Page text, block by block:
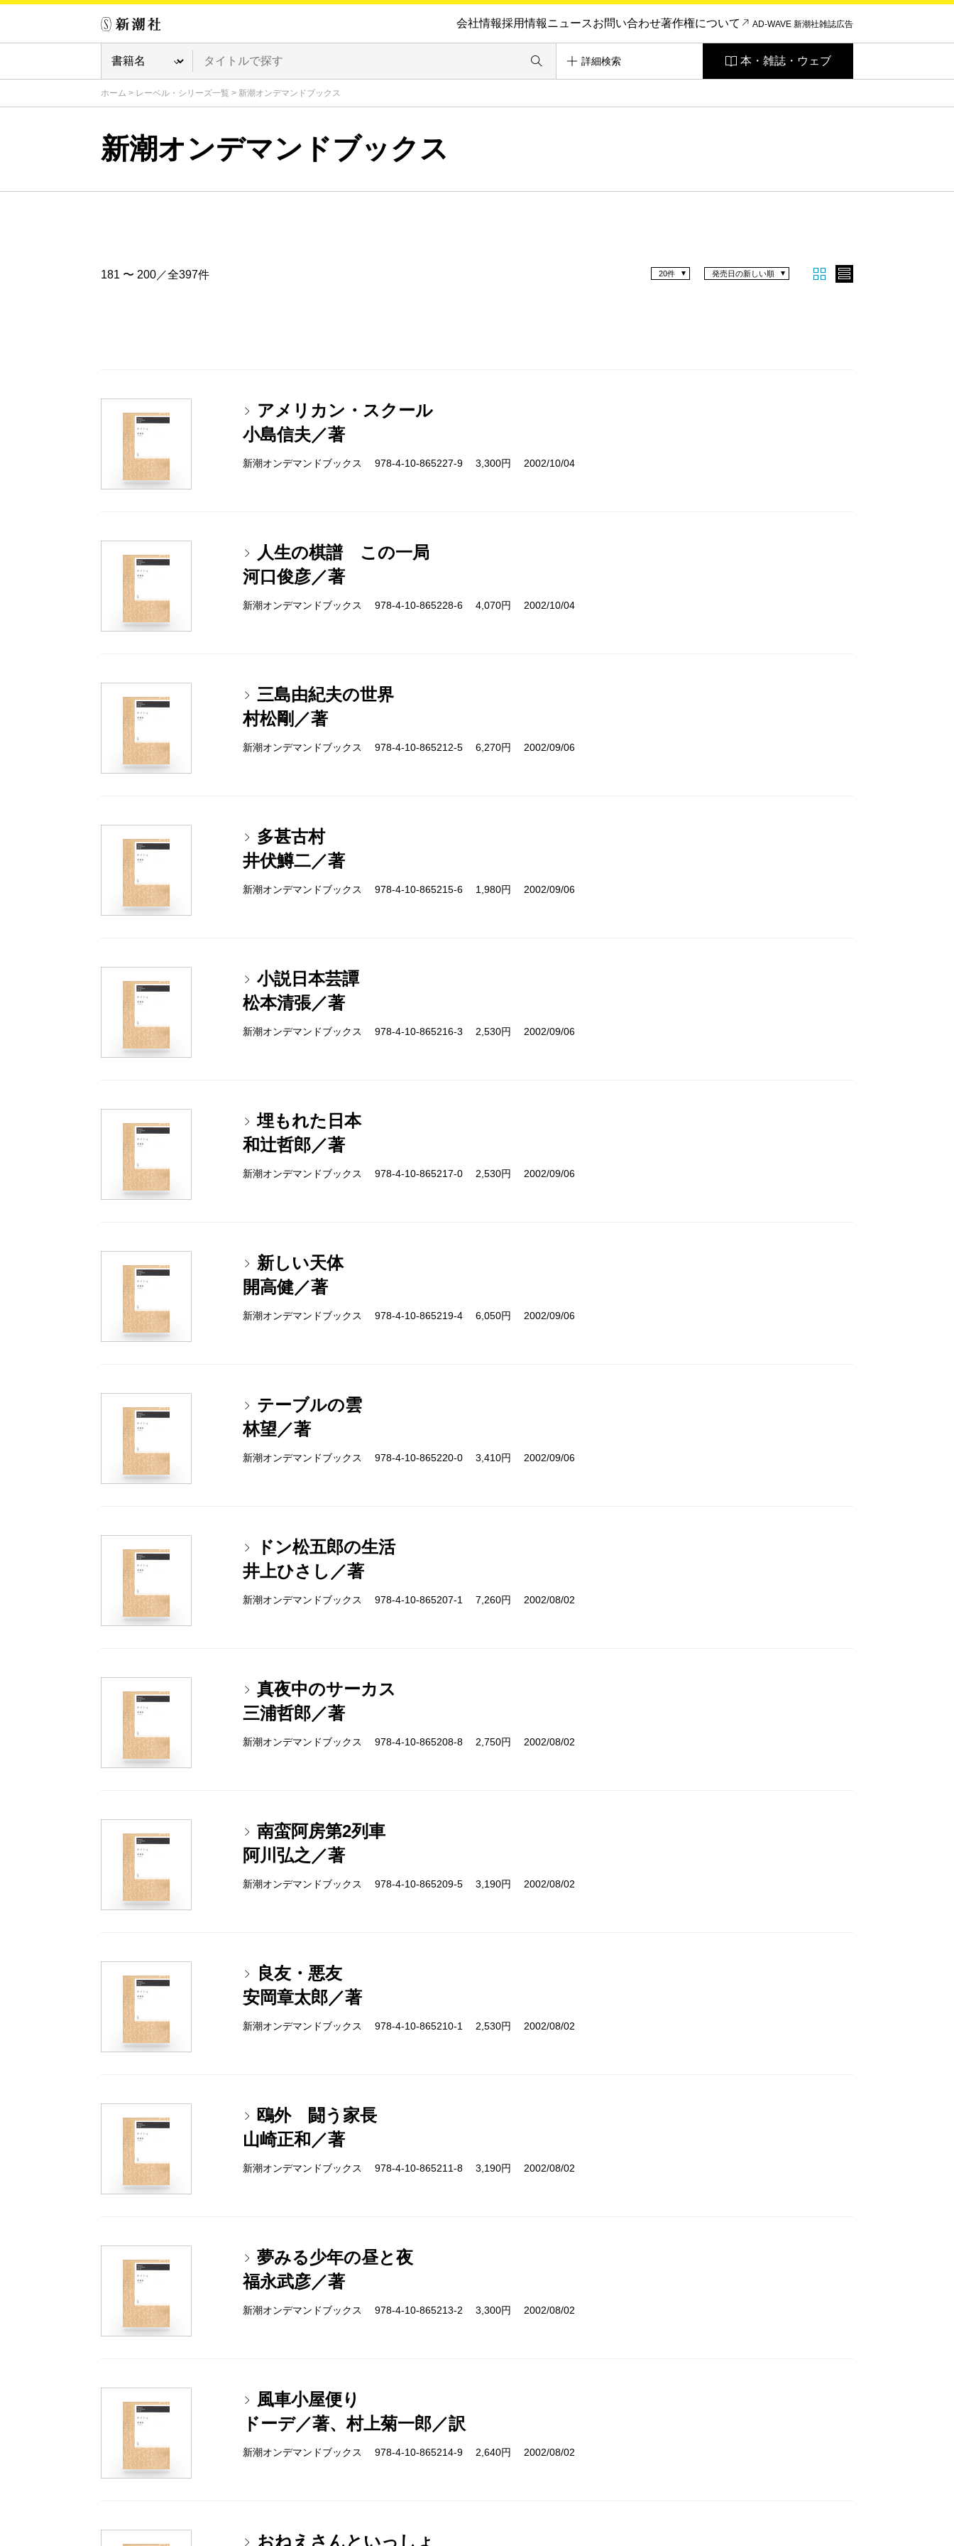
会社情報採用情報ニュースお問い合わせ著作権について AD-WAVE 新潮社雑誌広告
詳細検索 本・雑誌・ウェブ
ホーム > レーベル・シリーズ一覧 > 新潮オンデマンドブックス
新潮オンデマンドブックス
181 〜 200／全397件 発売日の新しい順
20件
アメリカン・スクール
小島信夫／著
新潮オンデマンドブックス 978-4-10-865227-9 3,300円 2002/10/04
人生の棋譜 この一局
河口俊彦／著
新潮オンデマンドブックス 978-4-10-865228-6 4,070円 2002/10/04
三島由紀夫の世界
村松剛／著
新潮オンデマンドブックス 978-4-10-865212-5 6,270円 2002/09/06
多甚古村
井伏鱒二／著
新潮オンデマンドブックス 978-4-10-865215-6 1,980円 2002/09/06
小説日本芸譚
松本清張／著
新潮オンデマンドブックス 978-4-10-865216-3 2,530円 2002/09/06
埋もれた日本
和辻哲郎／著
新潮オンデマンドブックス 978-4-10-865217-0 2,530円 2002/09/06
新しい天体
開高健／著
新潮オンデマンドブックス 978-4-10-865219-4 6,050円 2002/09/06
テーブルの雲
林望／著
新潮オンデマンドブックス 978-4-10-865220-0 3,410円 2002/09/06
ドン松五郎の生活
井上ひさし／著
新潮オンデマンドブックス 978-4-10-865207-1 7,260円 2002/08/02
真夜中のサーカス
三浦哲郎／著
新潮オンデマンドブックス 978-4-10-865208-8 2,750円 2002/08/02
南蛮阿房第2列車
阿川弘之／著
新潮オンデマンドブックス 978-4-10-865209-5 3,190円 2002/08/02
良友・悪友
安岡章太郎／著
新潮オンデマンドブックス 978-4-10-865210-1 2,530円 2002/08/02
鴎外 闘う家長
山崎正和／著
新潮オンデマンドブックス 978-4-10-865211-8 3,190円 2002/08/02
夢みる少年の昼と夜
福永武彦／著
新潮オンデマンドブックス 978-4-10-865213-2 3,300円 2002/08/02
風車小屋便り
ドーデ／著、村上菊一郎／訳
新潮オンデマンドブックス 978-4-10-865214-9 2,640円 2002/08/02
おねえさんといっしょ